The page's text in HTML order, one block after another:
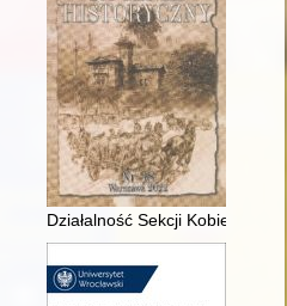
i Totalitaryzmem. Nr 1/44 (2022)
Działalność Sekcji Kobiet przy